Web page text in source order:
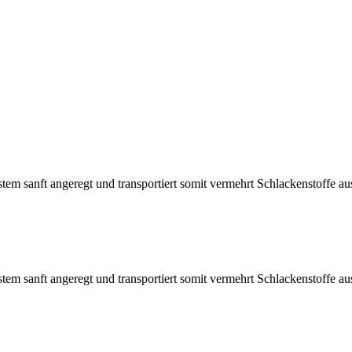
sanft angeregt und transportiert somit vermehrt Schlackenstoffe
sanft angeregt und transportiert somit vermehrt Schlackenstoffe